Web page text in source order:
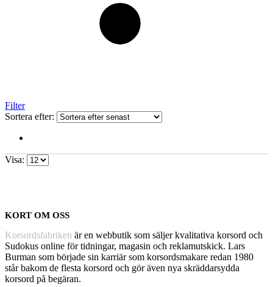
Filter
Sortera efter:
Visa:
KORT OM OSS
Korsordsfabriken är en webbutik som säljer kvalitativa korsord och
Sudokus online för tidningar, magasin och reklamutskick. Lars
Burman som började sin karriär som korsordsmakare redan 1980
står bakom de flesta korsord och gör även nya skräddarsydda
korsord på begäran.